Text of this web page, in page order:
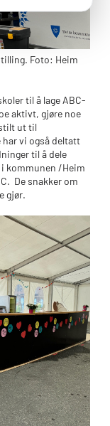
Foto: Heim
til å lage ABC-
aktivt, gjøre noe
ut til
har vi også deltatt
til å dele
kommunen /Heim
De snakker om
gjør.